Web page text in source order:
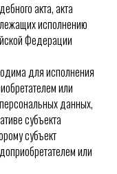
акта, акта
исполнению
Федерации
для исполнения
или
данных,
субъекта
субъект
или